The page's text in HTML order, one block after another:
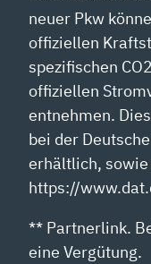
neuer Pkw
offiziellen
spezifischen
offiziellen
entnehmen.
bei der
erhältlich,
https://
** Partnerlink.
eine Vergütung.